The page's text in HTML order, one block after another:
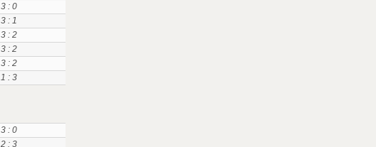
3 : 0
3 : 1
3 : 2
3 : 2
3 : 2
1 : 3
3 : 0
2 : 3